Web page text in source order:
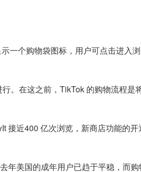
一个购物袋图标，用户可点击进入
。在这之前，TikTok 的购物流程
近400 亿次浏览，新商店功能的
美国的成年用户已趋于平稳，而